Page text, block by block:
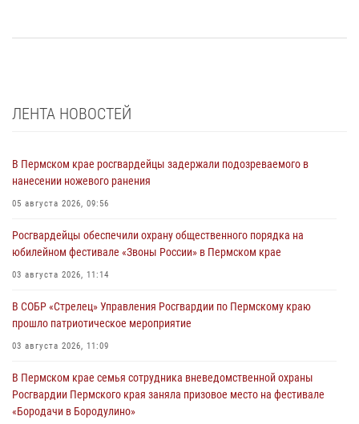
ЛЕНТА НОВОСТЕЙ
В Пермском крае росгвардейцы задержали подозреваемого в
нанесении ножевого ранения
05 августа 2026, 09:56
Росгвардейцы обеспечили охрану общественного порядка на
юбилейном фестивале «Звоны России» в Пермском крае
03 августа 2026, 11:14
В СОБР «Стрелец» Управления Росгвардии по Пермскому краю
прошло патриотическое мероприятие
03 августа 2026, 11:09
В Пермском крае семья сотрудника вневедомственной охраны
Росгвардии Пермского края заняла призовое место на фестивале
«Бородачи в Бородулино»